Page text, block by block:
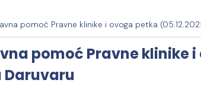
pomoć Pravne klinike i ovoga petka
pomoć Pravne klinike
Daruvaru